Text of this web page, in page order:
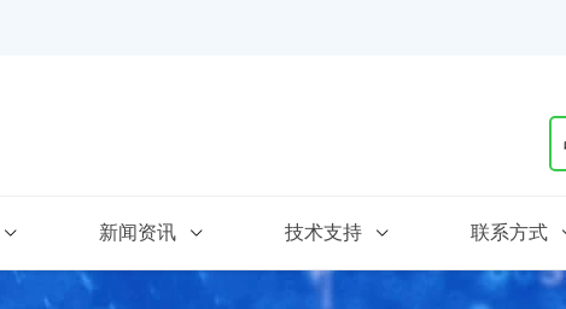
新闻资讯 技术支持 联系方式